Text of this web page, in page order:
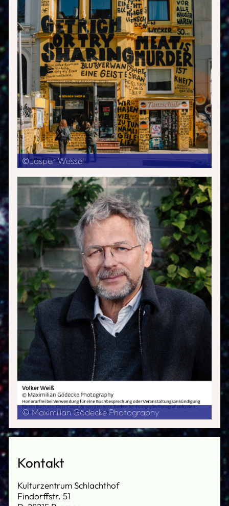
©Jasper Wessel
© Maximilian Gödecke Photography
Kontakt
Kulturzentrum Schlachthof
Findorffstr. 51